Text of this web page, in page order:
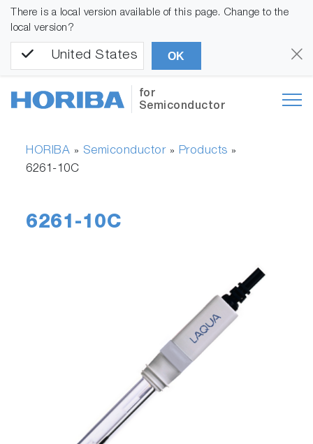
There is a local version available of this page. Change to the
local version?
United States OK
for
Semiconductor
HORIBA » Semiconductor» Products »
6261-10C
6261-10C